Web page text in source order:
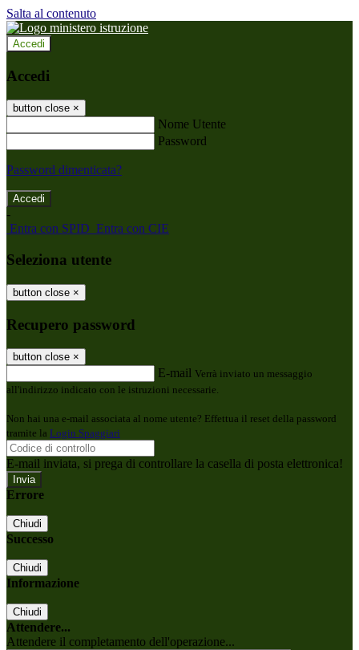
Salta al contenuto
Accedi
Accedi
button close ×
Nome Utente
Password
Password dimenticata?
-
Entra con SPID Entra con CIE
Seleziona utente
button close ×
Recupero password
button close ×
E-mail Verrà inviato un messaggio
all'indirizzo indicato con le istruzioni necessarie.
Non hai una e-mail associata al nome utente? Effettua il reset della password
tramite la Login Spaggiari
E-mail inviata, si prega di controllare la casella di posta elettronica!
Errore
Chiudi
Successo
Chiudi
Informazione
Chiudi
Attendere...
Attendere il completamento dell'operazione...